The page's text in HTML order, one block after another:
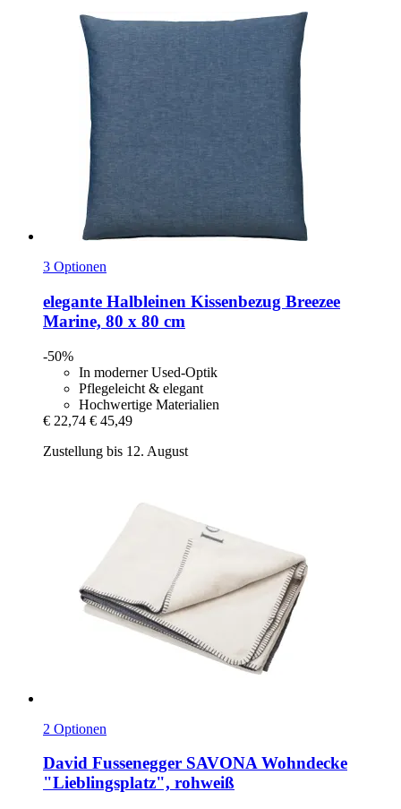
3 Optionen
elegante Halbleinen Kissenbezug Breezee
Marine, 80 x 80 cm
-50%
In moderner Used-Optik
Pflegeleicht & elegant
Hochwertige Materialien
€ 22,74 € 45,49
Zustellung bis 12. August
2 Optionen
David Fussenegger SAVONA Wohndecke
"Lieblingsplatz", rohweiß